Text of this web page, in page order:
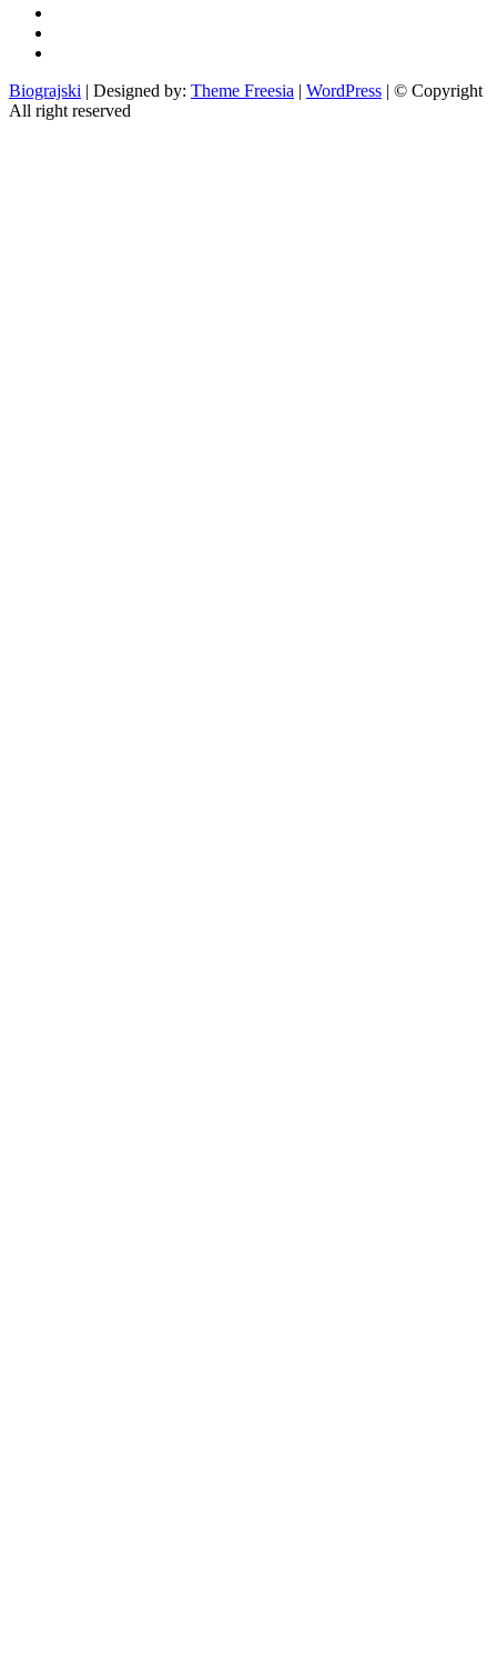
Biograjski | Designed by: Theme Freesia | WordPress | © Copyright
All right reserved